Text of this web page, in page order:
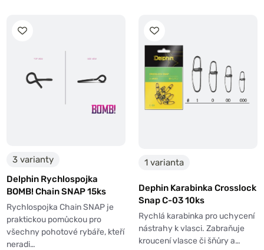
3 varianty
Delphin Rychlospojka
BOMB! Chain SNAP 15ks
Rychlospojka Chain SNAP je
praktickou pomůckou pro
všechny pohotové rybáře, kteří
neradi…
1 varianta
Dephin Karabinka Crosslock
Snap C-03 10ks
Rychlá karabinka pro uchycení
nástrahy k vlasci. Zabraňuje
kroucení vlasce či šňůry a…